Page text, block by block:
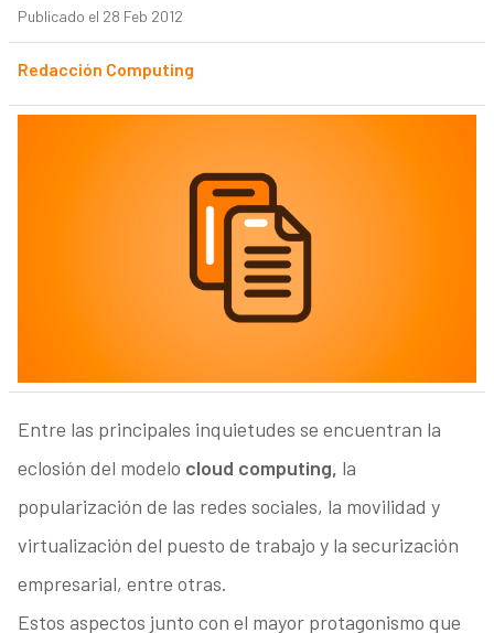
Publicado el 28 Feb 2012
Redacción Computing
Entre las principales inquietudes se encuentran la
eclosión del modelo cloud computing, la
popularización de las redes sociales, la movilidad y
virtualización del puesto de trabajo y la securización
empresarial, entre otras.
Estos aspectos junto con el mayor protagonismo que